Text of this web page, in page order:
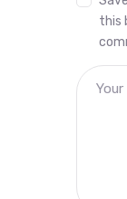
this